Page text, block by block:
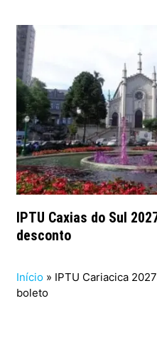
IPTU Caxias do Sul
desconto
Início » IPTU Cariacica
boleto